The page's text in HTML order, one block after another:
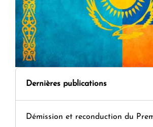
Dernières publications
Démission et reconduction du